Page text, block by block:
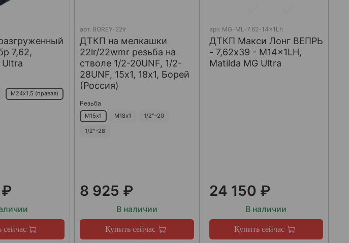
7,62,
Ultra
М24х1,5 (правая)
сейчас
арт. BOREY-22lr
ДТКП на мелкашки
22lr/22wmr резьба на
стволе 1/2-20UNF, 1/2-
28UNF, 15х1, 18х1, Борей
(Россия)
Резьба
М15х1 М18х1 1/2"-20
1/2"-28
8 925 ₽
В наличии
Купить сейчас
арт. MG-ML-7.62-14x1Lh
ДТКП Макси Лонг ВЕПРЬ
- 7,62x39 - M14x1LH,
Matilda MG Ultra
24 150 ₽
В наличии
Купить сейчас